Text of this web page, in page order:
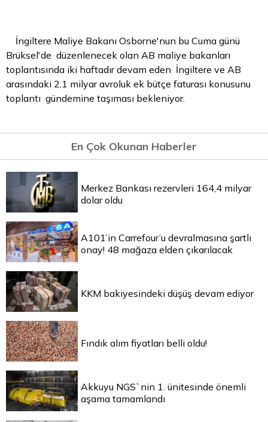
İngiltere Maliye Bakanı Osborne'nun bu Cuma günü
Brüksel'de düzenlenecek olan AB maliye bakanları
toplantısında iki haftadır devam eden İngiltere ve AB
arasındaki 2,1 milyar avroluk ek bütçe faturası konusunu
toplantı gündemine taşıması bekleniyor.
En Çok Okunan Haberler
Merkez Bankası rezervleri 164,4 milyar
dolar oldu
A101’in Carrefour’u devralmasına şartlı
onay! 48 mağaza elden çıkarılacak
KKM bakiyesindeki düşüş devam ediyor
Fındık alım fiyatları belli oldu!
Akkuyu NGS`nin 1. ünitesinde önemli
aşama tamamlandı